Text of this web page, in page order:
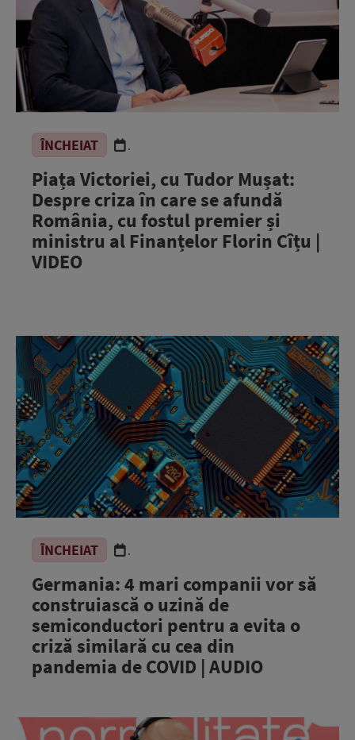
ÎNCHEIAT .
Piața Victoriei, cu Tudor Mușat:
Despre criza în care se afundă
România, cu fostul premier și
ministru al Finanțelor Florin Cîțu |
VIDEO
ÎNCHEIAT .
Germania: 4 mari companii vor să
construiască o uzină de
semiconductori pentru a evita o
criză similară cu cea din
pandemia de COVID | AUDIO